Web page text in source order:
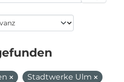
Stadtwerke Ulm